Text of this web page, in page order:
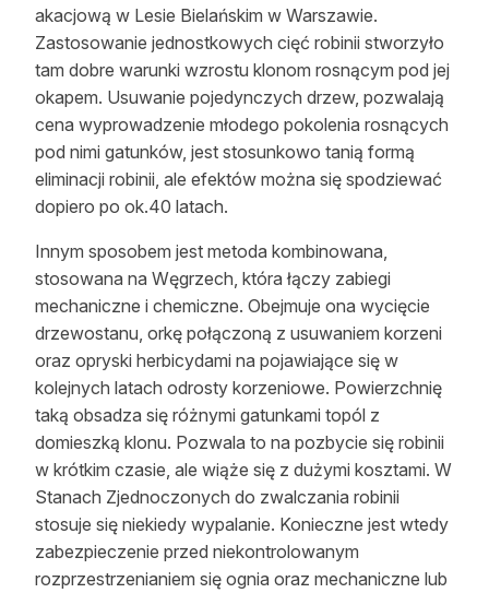
akacjową w Lesie Bielańskim w Warszawie.
Zastosowanie jednostkowych cięć robinii stworzyło
tam dobre warunki wzrostu klonom rosnącym pod jej
okapem. Usuwanie pojedynczych drzew, pozwalają
cena wyprowadzenie młodego pokolenia rosnących
pod nimi gatunków, jest stosunkowo tanią formą
eliminacji robinii, ale efektów można się spodziewać
dopiero po ok.40 latach.
Innym sposobem jest metoda kombinowana,
stosowana na Węgrzech, która łączy zabiegi
mechaniczne i chemiczne. Obejmuje ona wycięcie
drzewostanu, orkę połączoną z usuwaniem korzeni
oraz opryski herbicydami na pojawiające się w
kolejnych latach odrosty korzeniowe. Powierzchnię
taką obsadza się różnymi gatunkami topól z
domieszką klonu. Pozwala to na pozbycie się robinii
w krótkim czasie, ale wiąże się z dużymi kosztami. W
Stanach Zjednoczonych do zwalczania robinii
stosuje się niekiedy wypalanie. Konieczne jest wtedy
zabezpieczenie przed niekontrolowanym
rozprzestrzenianiem się ognia oraz mechaniczne lub